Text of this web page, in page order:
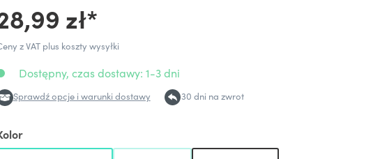
zł*
z VAT plus koszty wysyłki
Dostępny, czas dostawy: 1-3 dni
Sprawdź opcje i warunki dostawy 30 dni na zwrot